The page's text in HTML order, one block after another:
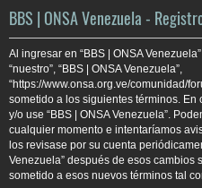
a
r
BBS | ONSA Venezuela -
Al ingresar en “BBS | ONSA
“nuestro”, “BBS | ONSA Venezuela”,
“https://www.onsa.org.ve/comunidad/
sometido a los siguientes términos. En
y/o use “BBS | ONSA Venezuela”.
cualquier momento e intentaríamos
los revisase por su cuenta
Venezuela” después de esos
sometido a esos nuevos términos tal